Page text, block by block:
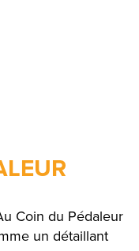
Coin du Pédaleur
un détaillant